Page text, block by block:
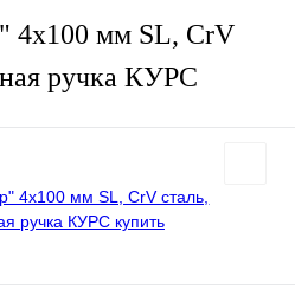
4х100 мм SL, CrV
ручка КУРС